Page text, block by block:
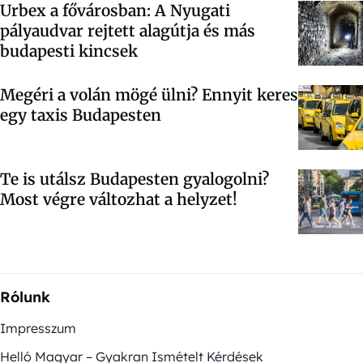
Urbex a fővárosban: A Nyugati
pályaudvar rejtett alagútja és más
budapesti kincsek
Megéri a volán mögé ülni? Ennyit keres
egy taxis Budapesten
Te is utálsz Budapesten gyalogolni?
Most végre változhat a helyzet!
Rólunk
Impresszum
Helló Magyar – Gyakran Ismételt Kérdések